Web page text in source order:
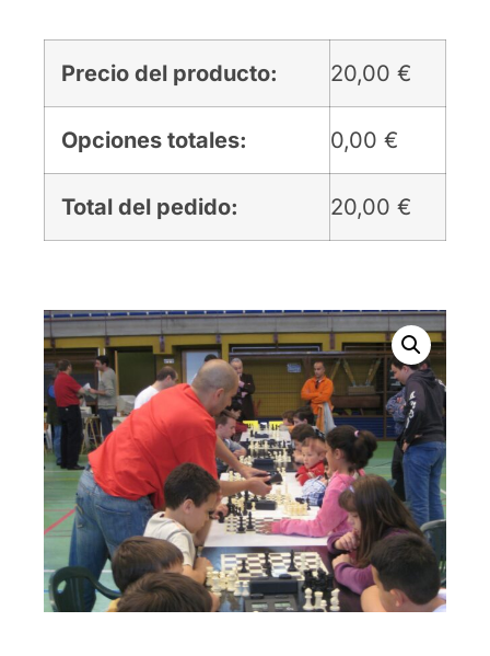
Precio del producto: 20,00 €
Opciones totales: 0,00 €
Total del pedido: 20,00 €